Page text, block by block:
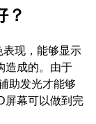
？
现，能够显示
造成的。由于
助发光才能够
屏幕可以做到完